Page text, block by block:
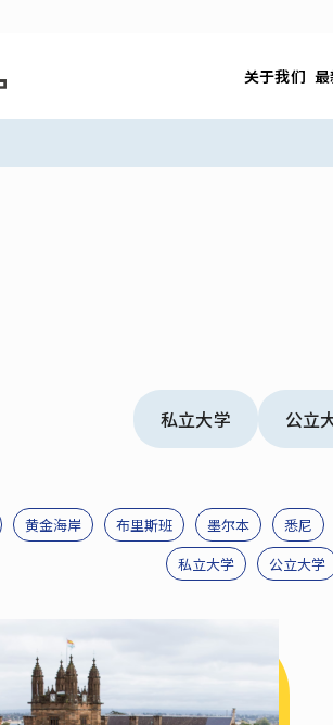
关于我们
私立大学 公立
黄金海岸 布里斯班 墨尔本 悉尼
私立大学
公立大学